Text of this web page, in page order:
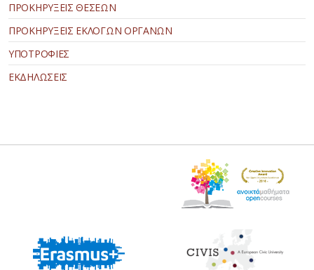
ΠΡΟΚΗΡΥΞΕΙΣ ΘΕΣΕΩΝ
ΠΡΟΚΗΡΥΞΕΙΣ ΕΚΛΟΓΩΝ ΟΡΓΑΝΩΝ
ΥΠΟΤΡΟΦΙΕΣ
ΕΚΔΗΛΩΣΕΙΣ